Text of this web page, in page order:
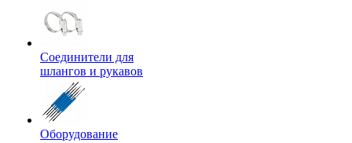
Соединители для
шлангов и рукавов
Оборудование